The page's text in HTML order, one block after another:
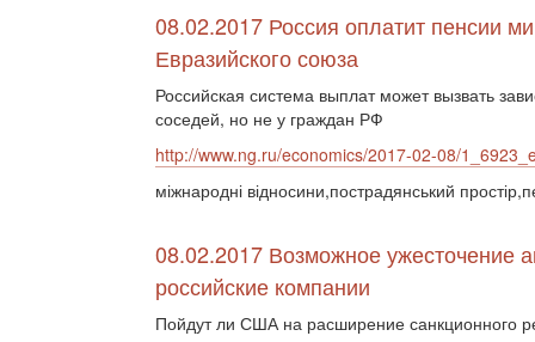
08.02.2017 Россия оплатит пенсии
Евразийского союза
Российская система выплат может вызвать
соседей, но не у граждан РФ
http://www.ng.ru/economics/2017-02-08/
міжнародні відносини,пострадянський
08.02.2017 Возможное ужесточение
российские компании
Пойдут ли США на расширение санкционного